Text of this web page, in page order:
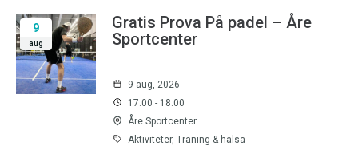
9
aug
Gratis Prova På padel – Åre
Sportcenter
9 aug, 2026
17:00 - 18:00
Åre Sportcenter
Aktiviteter, Träning & hälsa